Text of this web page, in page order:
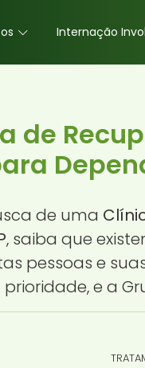
Internação
de
de uma
, saiba que
pessoas e
prioridade, e a